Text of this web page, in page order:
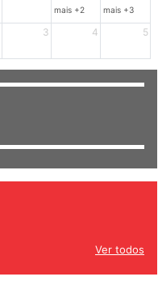
mais +2 mais +3
3 4 5
Ver todos